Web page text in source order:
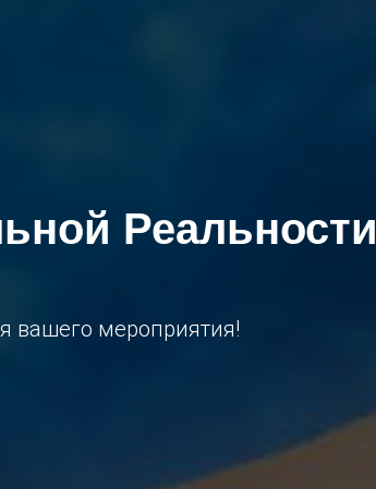
Реальности
вашего мероприятия!